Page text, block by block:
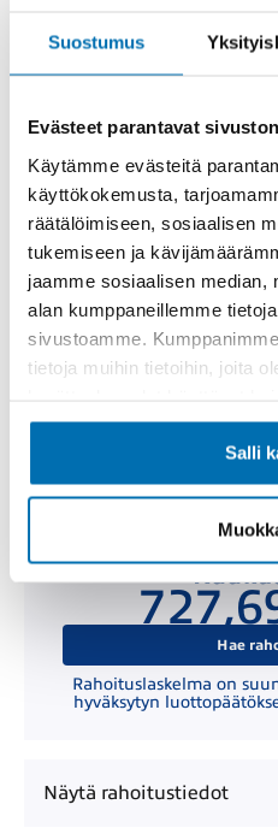
Suostumus
Evästeet parantavat
Käytämme evästeitä
käyttökokemusta,
räätälöimiseen, sosiaalisen
tukemiseen ja
jaamme sosiaalisen median,
alan kumppaneillemme
sivustoamme.
tietoja muihin tietoihin, joita
Salli
Käsiraha tai vaihtoauto
Suurempi viimeinen
Hae
Rahoituslaskelma on
hyväksytyn
Näytä rahoitustiedot